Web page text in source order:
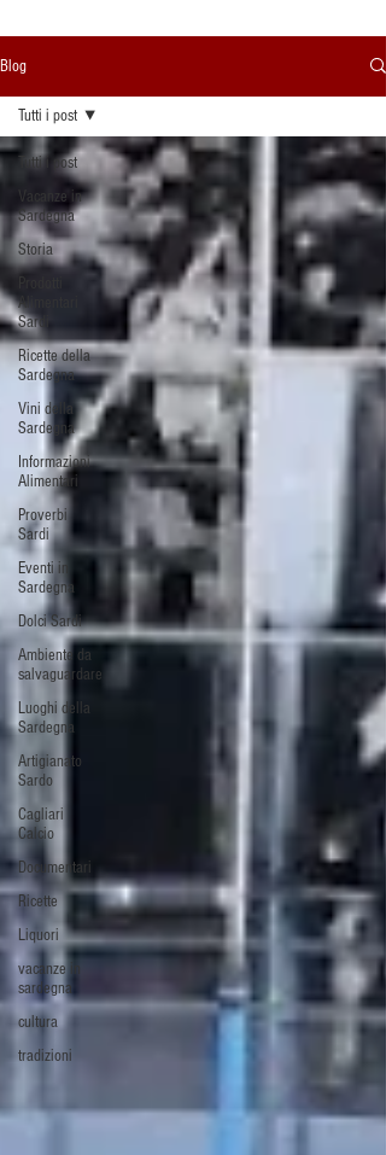
Blog
Tutti i post
Vacanze in
Sardegna
Storia
Alimentari
Sardi
Ricette della
Sardegna
Vini della
Sardegna
Informazioni
Alimentari
Proverbi
Sardi
Eventi in
Sardegna
Dolci Sardi
Ambiente da
salvaguardare
Luoghi della
Sardegna
Artigianato
Sardo
Cagliari
Calcio
Documentari
Ricette
Liquori
vacanze in
sardegna
cultura
tradizioni
Tutti i post